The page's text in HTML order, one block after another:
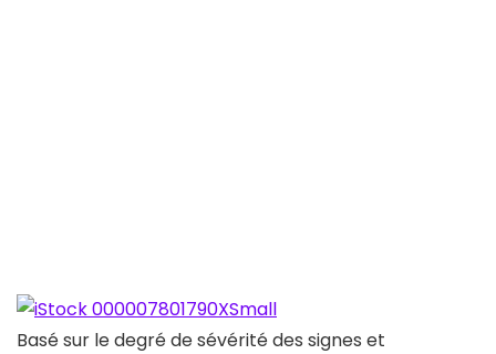
Basé sur le degré de sévérité des signes et